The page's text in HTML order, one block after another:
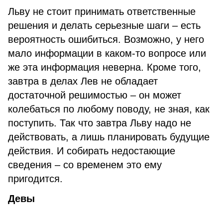
Льву не стоит принимать ответственные
решения и делать серьезные шаги – есть
вероятность ошибиться. Возможно, у него
мало информации в каком-то вопросе или
же эта информация неверна. Кроме того,
завтра в делах Лев не обладает
достаточной решимостью – он может
колебаться по любому поводу, не зная, как
поступить. Так что завтра Льву надо не
действовать, а лишь планировать будущие
действия. И собирать недостающие
сведения – со временем это ему
пригодится.
Девы